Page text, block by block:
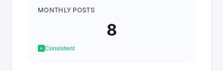
MONTHLY POSTS
8
Consistent